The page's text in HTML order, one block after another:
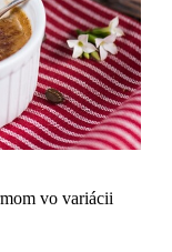
vo variácii